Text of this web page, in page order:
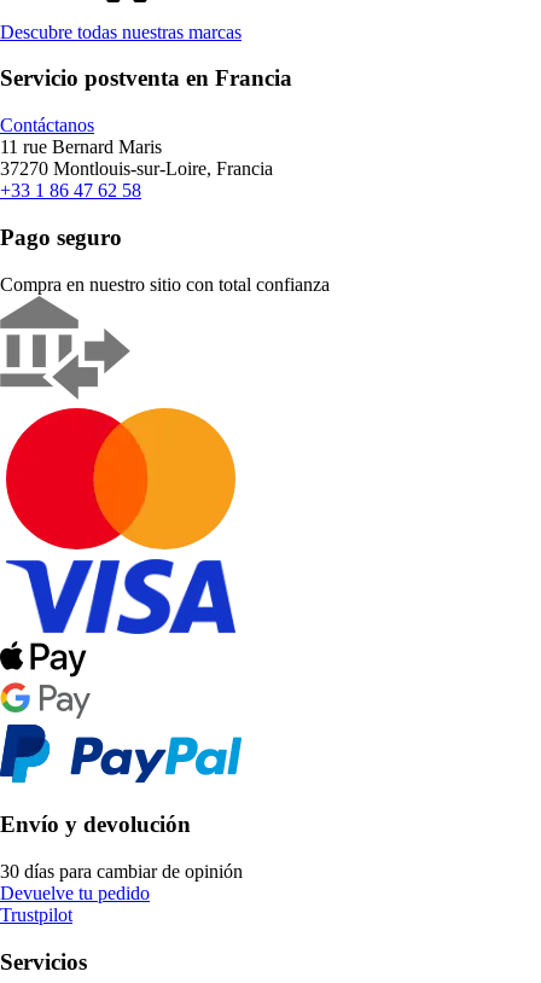
Descubre todas nuestras marcas
Servicio postventa en Francia
Contáctanos
11 rue Bernard Maris
37270 Montlouis-sur-Loire, Francia
+33 1 86 47 62 58
Pago seguro
Compra en nuestro sitio con total confianza
Envío y devolución
30 días para cambiar de opinión
Devuelve tu pedido
Trustpilot
Servicios